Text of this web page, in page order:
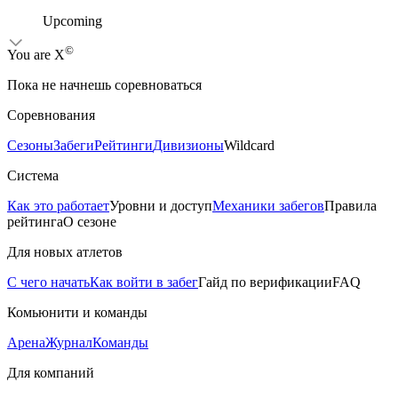
Upcoming
You are X©
Пока не начнешь соревноваться
Соревнования
СезоныЗабегиРейтингиДивизионыWildcard
Система
Как это работаетУровни и доступМеханики забеговПравила
рейтингаО сезоне
Для новых атлетов
С чего начатьКак войти в забегГайд по верификацииFAQ
Комьюнити и команды
АренаЖурналКоманды
Для компаний